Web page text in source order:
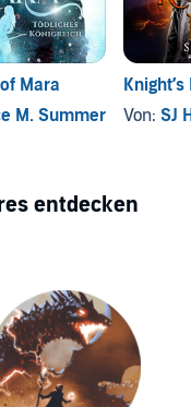
Mara
M. Summer
Von: SJ
entdecken